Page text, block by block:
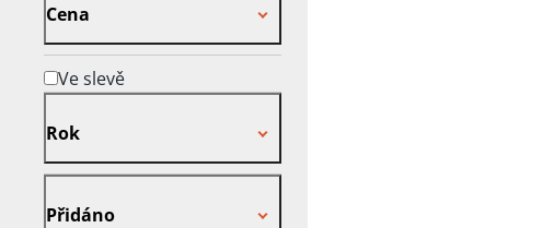
Cena
Ve slevě
Rok
Přidáno